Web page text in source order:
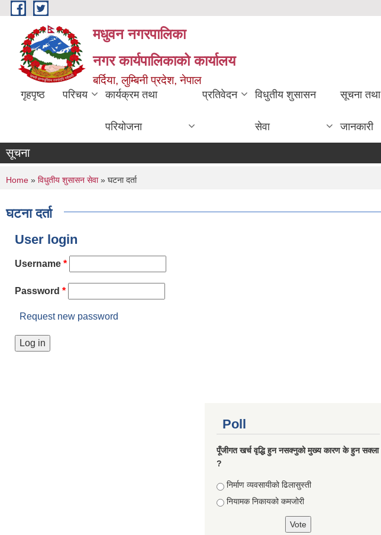
Skip to main content
मधुवन नगरपालिका
नगर कार्यपालिकाको कार्यालय
बर्दिया, लुम्बिनी प्रदेश, नेपाल
गृहपृष्ठ परिचय कार्यक्रम तथा
परियोजना
प्रतिवेदन विधुतीय शुसासन
सेवा
सूचना तथा
जानकारी
सूचना
You are here
Home » विधुतीय शुसासन सेवा» घटना दर्ता
घटना दर्ता
User login
Username *
Password *
Request new password
Poll
पूँजीगत खर्च वृद्धि हुन नसक्नुको मुख्य कारण के हुन सक्ला
?
Choices
निर्माण व्यवसायीको ढिलासुस्ती
नियामक निकायको कमजोरी